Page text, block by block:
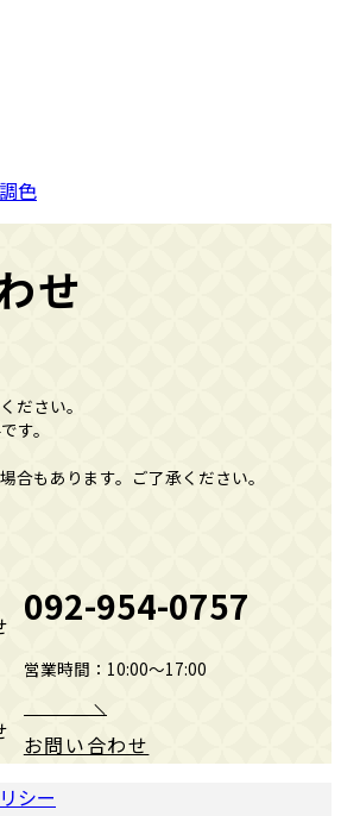
色
せ
ださい。
す。
合もあります。ご了承ください。
092-954-0757
営業時間：10:00～17:00
お問い合わせ
シー